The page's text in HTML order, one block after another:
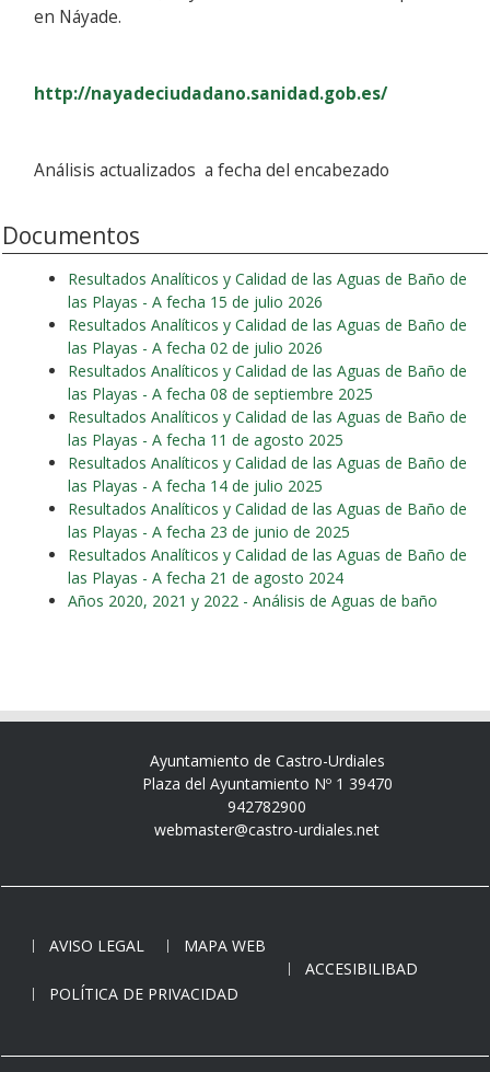
en Náyade.
http://nayadeciudadano.sanidad.gob.es/
Análisis actualizados a fecha del encabezado
Documentos
Resultados Analíticos y Calidad de las Aguas de Baño de
las Playas - A fecha 15 de julio 2026
Resultados Analíticos y Calidad de las Aguas de Baño de
las Playas - A fecha 02 de julio 2026
Resultados Analíticos y Calidad de las Aguas de Baño de
las Playas - A fecha 08 de septiembre 2025
Resultados Analíticos y Calidad de las Aguas de Baño de
las Playas - A fecha 11 de agosto 2025
Resultados Analíticos y Calidad de las Aguas de Baño de
las Playas - A fecha 14 de julio 2025
Resultados Analíticos y Calidad de las Aguas de Baño de
las Playas - A fecha 23 de junio de 2025
Resultados Analíticos y Calidad de las Aguas de Baño de
las Playas - A fecha 21 de agosto 2024
Años 2020, 2021 y 2022 - Análisis de Aguas de baño
Ayuntamiento de Castro-Urdiales
Plaza del Ayuntamiento Nº 1 39470
942782900
webmaster@castro-urdiales.net
AVISO LEGAL
MAPA WEB
ACCESIBILIBAD
POLÍTICA DE PRIVACIDAD